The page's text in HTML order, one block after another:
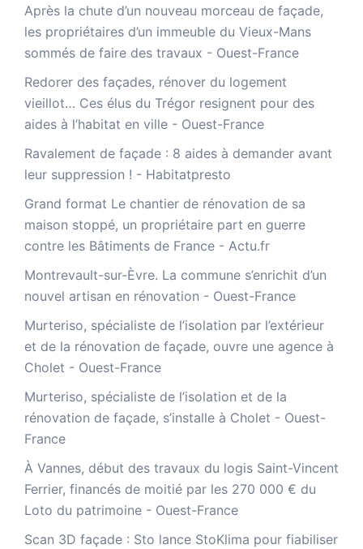
Après la chute d’un nouveau morceau de façade,
les propriétaires d’un immeuble du Vieux-Mans
sommés de faire des travaux - Ouest-France
Redorer des façades, rénover du logement
vieillot… Ces élus du Trégor resignent pour des
aides à l’habitat en ville - Ouest-France
Ravalement de façade : 8 aides à demander avant
leur suppression ! - Habitatpresto
Grand format Le chantier de rénovation de sa
maison stoppé, un propriétaire part en guerre
contre les Bâtiments de France - Actu.fr
Montrevault-sur-Èvre. La commune s’enrichit d’un
nouvel artisan en rénovation - Ouest-France
Murteriso, spécialiste de l’isolation par l’extérieur
et de la rénovation de façade, ouvre une agence à
Cholet - Ouest-France
Murteriso, spécialiste de l’isolation et de la
rénovation de façade, s’installe à Cholet - Ouest-
France
À Vannes, début des travaux du logis Saint-Vincent
Ferrier, financés de moitié par les 270 000 € du
Loto du patrimoine - Ouest-France
​Scan 3D façade : Sto lance StoKlima pour fiabiliser